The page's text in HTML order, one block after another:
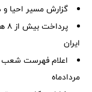
گزارش مسیر احیا
ایران
اعلام فهرست شعب
مردادماه